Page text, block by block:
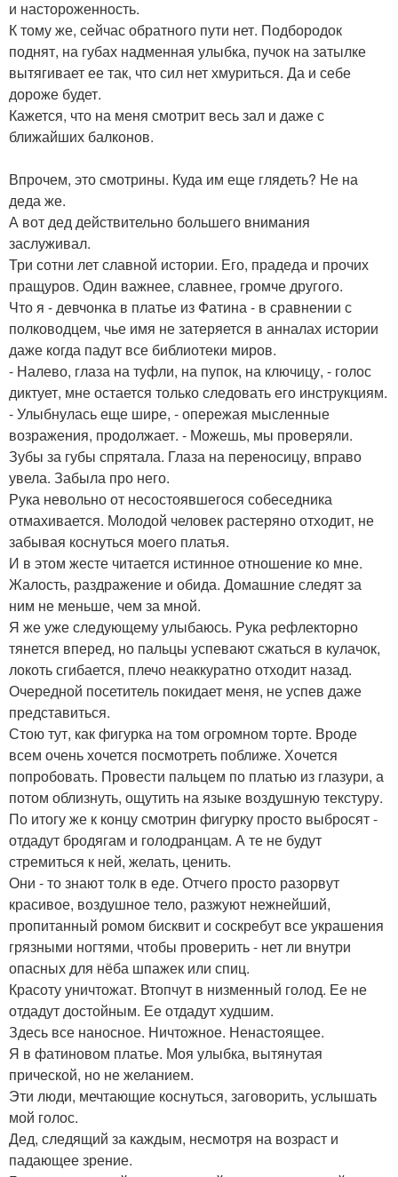
и настороженность.
К тому же, сейчас обратного пути нет. Подбородок
поднят, на губах надменная улыбка, пучок на затылке
вытягивает ее так, что сил нет хмуриться. Да и себе
дороже будет.
Кажется, что на меня смотрит весь зал и даже с
ближайших балконов.
Впрочем, это смотрины. Куда им еще глядеть? Не на
деда же.
А вот дед действительно большего внимания
заслуживал.
Три сотни лет славной истории. Его, прадеда и прочих
пращуров. Один важнее, славнее, громче другого.
Что я - девчонка в платье из Фатина - в сравнении с
полководцем, чье имя не затеряется в анналах истории
даже когда падут все библиотеки миров.
- Налево, глаза на туфли, на пупок, на ключицу, - голос
диктует, мне остается только следовать его инструкциям.
- Улыбнулась еще шире, - опережая мысленные
возражения, продолжает. - Можешь, мы проверяли.
Зубы за губы спрятала. Глаза на переносицу, вправо
увела. Забыла про него.
Рука невольно от несостоявшегося собеседника
отмахивается. Молодой человек растеряно отходит, не
забывая коснуться моего платья.
И в этом жесте читается истинное отношение ко мне.
Жалость, раздражение и обида. Домашние следят за
ним не меньше, чем за мной.
Я же уже следующему улыбаюсь. Рука рефлекторно
тянется вперед, но пальцы успевают сжаться в кулачок,
локоть сгибается, плечо неаккуратно отходит назад.
Очередной посетитель покидает меня, не успев даже
представиться.
Стою тут, как фигурка на том огромном торте. Вроде
всем очень хочется посмотреть поближе. Хочется
попробовать. Провести пальцем по платью из глазури, а
потом облизнуть, ощутить на языке воздушную текстуру.
По итогу же к концу смотрин фигурку просто выбросят -
отдадут бродягам и голодранцам. А те не будут
стремиться к ней, желать, ценить.
Они - то знают толк в еде. Отчего просто разорвут
красивое, воздушное тело, разжуют нежнейший,
пропитанный ромом бисквит и соскребут все украшения
грязными ногтями, чтобы проверить - нет ли внутри
опасных для нёба шпажек или спиц.
Красоту уничтожат. Втопчут в низменный голод. Ее не
отдадут достойным. Ее отдадут худшим.
Здесь все наносное. Ничтожное. Ненастоящее.
Я в фатиновом платье. Моя улыбка, вытянутая
прической, но не желанием.
Эти люди, мечтающие коснуться, заговорить, услышать
мой голос.
Дед, следящий за каждым, несмотря на возраст и
падающее зрение.